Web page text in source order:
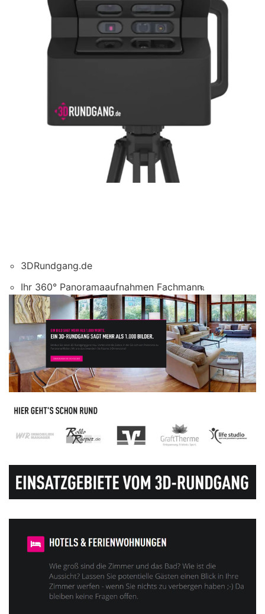
3DRundgang.de
Ihr 360° Panoramaaufnahmen Fachmann.